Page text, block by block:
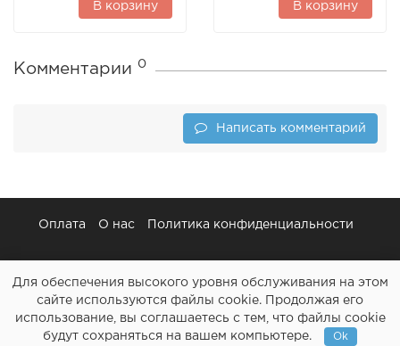
В корзину В корзину
Комментарии 0
Написать комментарий
Оплата О нас Политика конфиденциальности
Картриджи и все для ремонта принтеров - Расходочка.рф
2013-2026 (c)
Для обеспечения высокого уровня обслуживания на этом
сайте используются файлы cookie. Продолжая его
использование, вы соглашаетесь с тем, что файлы cookie
будут сохраняться на вашем компьютере.
Ok